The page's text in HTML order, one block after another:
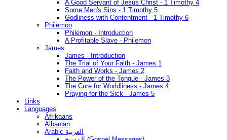
A Good Servant of Jesus Christ - 1 Timothy 4
Some Men's Sins - 1 Timothy 5
Godliness with Contentment - 1 Timothy 6
Philemon
Philemon - Introduction
A Profitable Slave - Philemon
James
James - Introduction
The Trial of Your Faith - James 1
Faith and Works - James 2
The Power of the Tongue - James 3
The Cure for Worldliness - James 4
Praying for the Sick - James 5
Links
Languages
Afrikaans
Albanian
Arabic العربية